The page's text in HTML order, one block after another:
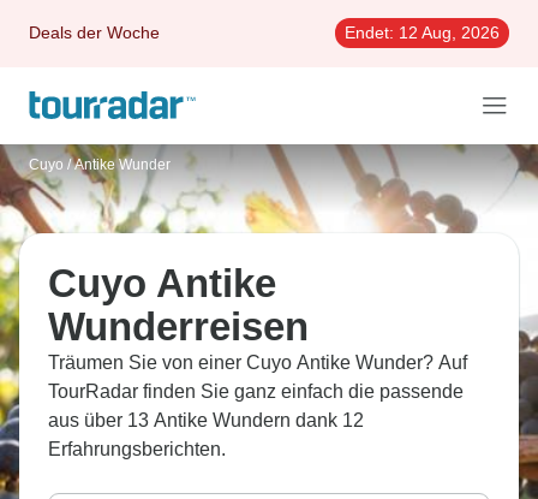
Deals der Woche Endet: 12 Aug, 2026
Cuyo / Antike Wunder
Cuyo Antike
Wunderreisen
Träumen Sie von einer Cuyo Antike Wunder? Auf
TourRadar finden Sie ganz einfach die passende
aus über 13 Antike Wundern dank 12
Erfahrungsberichten.